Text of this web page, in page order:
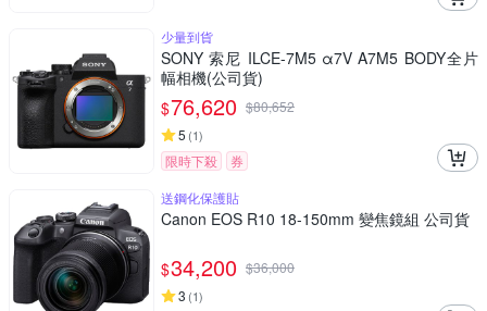
少量到貨
SONY 索尼 ILCE-7M5 α7V A7M5 BODY全片
幅相機(公司貨)
$76,620 $80,652
5 (1)
限時下殺
券
送鋼化保護貼
Canon EOS R10 18-150mm 變焦鏡組 公司貨
$34,200 $36,000
3 (1)